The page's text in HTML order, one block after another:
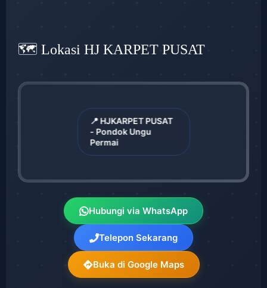
🗺️ Lokasi HJ KARPET PUSAT
📍 HJKARPET PUSAT
- Pondok Ungu
Permai
Hubungi via WhatsApp
Telepon Sekarang
Buka di Google Maps